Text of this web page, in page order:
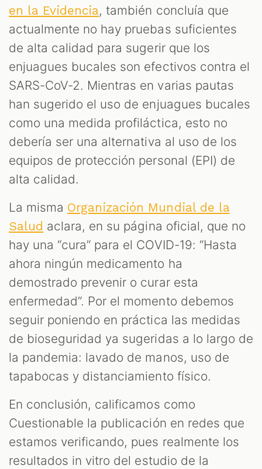
en la Evidencia, también concluía que
actualmente no hay pruebas suficientes
de alta calidad para sugerir que los
enjuagues bucales son efectivos contra el
SARS-CoV-2. Mientras en varias pautas
han sugerido el uso de enjuagues bucales
como una medida profiláctica, esto no
debería ser una alternativa al uso de los
equipos de protección personal (EPI) de
alta calidad.
La misma Organización Mundial de la
Salud aclara, en su página oficial, que no
hay una “cura” para el COVID-19: “Hasta
ahora ningún medicamento ha
demostrado prevenir o curar esta
enfermedad”. Por el momento debemos
seguir poniendo en práctica las medidas
de bioseguridad ya sugeridas a lo largo de
la pandemia: lavado de manos, uso de
tapabocas y distanciamiento físico.
En conclusión, calificamos como
Cuestionable la publicación en redes que
estamos verificando, pues realmente los
resultados in vitro del estudio de la